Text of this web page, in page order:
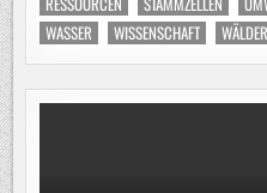
WASSER
WISSENSCHAFT WÄLDER